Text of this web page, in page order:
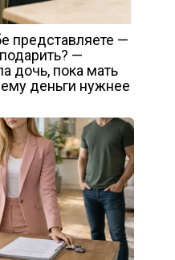
представляете —
—
дочь, пока мать
деньги нужнее